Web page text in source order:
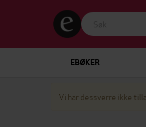
EBØKER
Vi har dessverre ikke